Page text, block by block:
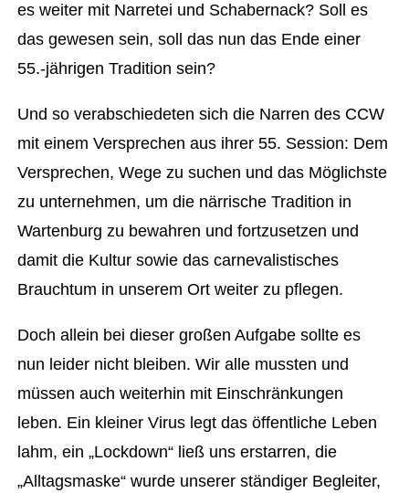
es weiter mit Narretei und Schabernack? Soll es
das gewesen sein, soll das nun das Ende einer
55.-jährigen Tradition sein?
Und so verabschiedeten sich die Narren des CCW
mit einem Versprechen aus ihrer 55. Session: Dem
Versprechen, Wege zu suchen und das Möglichste
zu unternehmen, um die närrische Tradition in
Wartenburg zu bewahren und fortzusetzen und
damit die Kultur sowie das carnevalistisches
Brauchtum in unserem Ort weiter zu pflegen.
Doch allein bei dieser großen Aufgabe sollte es
nun leider nicht bleiben. Wir alle mussten und
müssen auch weiterhin mit Einschränkungen
leben. Ein kleiner Virus legt das öffentliche Leben
lahm, ein „Lockdown“ ließ uns erstarren, die
„Alltagsmaske“ wurde unserer ständiger Begleiter,